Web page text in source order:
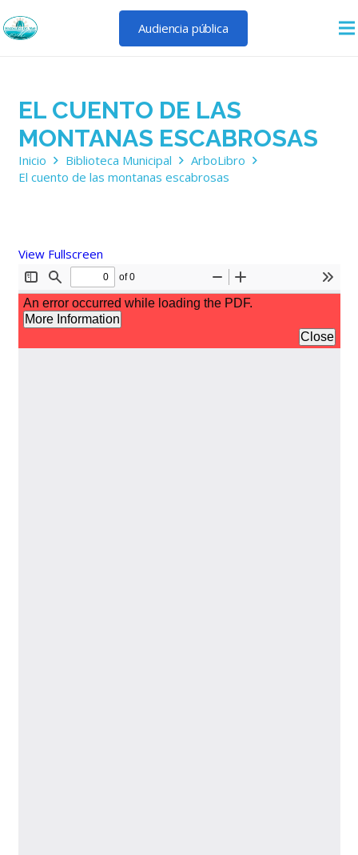
Audiencia pública
EL CUENTO DE LAS
MONTANAS ESCABROSAS
Inicio Biblioteca Municipal
ArboLibro
El cuento de las montanas escabrosas
View Fullscreen